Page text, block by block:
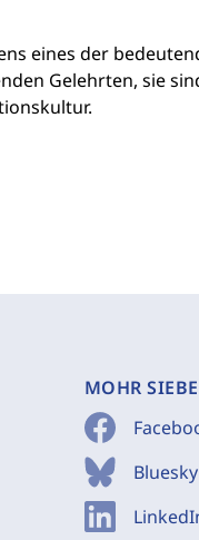
eines der
Gelehrten, sie
MOHR
Bluesky